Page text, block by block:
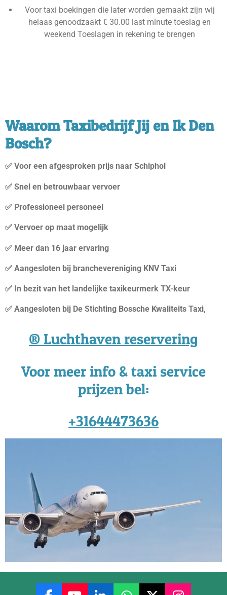
Voor taxi boekingen die later worden gemaakt zijn wij
helaas genoodzaakt € 30.00 last minute toeslag en
weekend Toeslagen in rekening te brengen
Waarom Taxibedrijf Jij en Ik Den
Bosch?
✅ Voor een afgesproken prijs naar Schiphol
✅ Snel en betrouwbaar vervoer
✅ Professioneel personeel
✅ Vervoer op maat mogelijk
✅ Meer dan 16 jaar ervaring
✅ Aangesloten bij branchevereniging KNV Taxi
✅ In bezit van het landelijke taxikeurmerk TX-keur
✅ Aangesloten bij De Stichting Bossche Kwaliteits Taxi,
®️ Luchthaven reservering
Voor meer info & taxi service
prijzen bel:
+31644473636